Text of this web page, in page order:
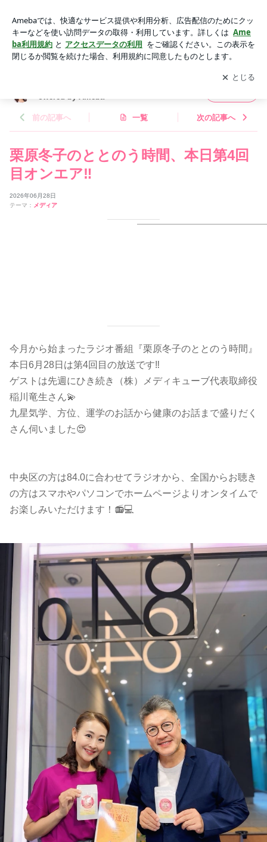
フィシャルブログ「～心呼吸～」powered by Ameba
アプリをダウンロードして ブログの更新通知
を受け取りまし
ょう。
開く
owered by Ameba
前の記事へ 一覧 次の記事へ
栗原冬子のととのう時間、本日第4回
目オンエア‼️
2026年06月28日
テーマ：
メディア
今月から始まったラジオ番組『栗原冬子のととのう時間』
本日6月28日は第4回目の放送です‼️
ゲストは先週にひき続き（株）メディキューブ代表取締役
稲川竜生さん💫
九星気学、方位、運学のお話から健康のお話まで盛りだく
さん伺いました😍
中央区の方は84.0に合わせてラジオから、全国からお聴き
の方はスマホやパソコンでホームページよりオンタイムで
お楽しみいただけます！📻💻